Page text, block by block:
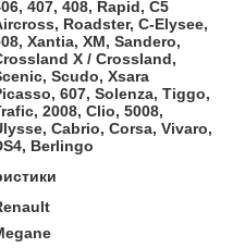
407, 408, Rapid, C5
Roadster, C-Elysee,
Xantia, XM, Sandero,
X / Crossland,
Scudo, Xsara
607, Solenza, Tiggo,
2008, Clio, 5008,
Cabrio, Corsa, Vivaro,
Berlingo